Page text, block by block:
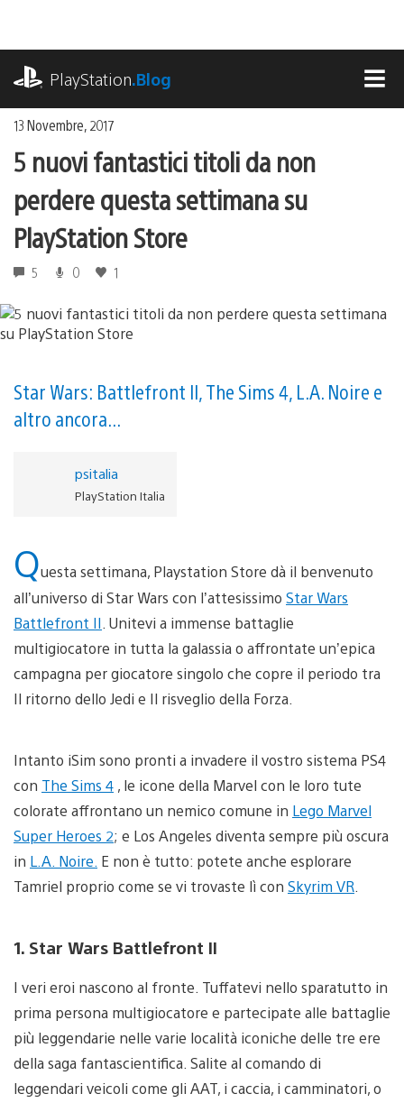
contenuto
PlayStation.Blog
13 Novembre, 2017
5 nuovi fantastici titoli da non
perdere questa settimana su
PlayStation Store
5 0 1
Star Wars: Battlefront II, The Sims 4, L.A. Noire e
altro ancora...
psitalia
PlayStation Italia
Questa settimana, Playstation Store dà il benvenuto
all’universo di Star Wars con l’attesissimo Star Wars
Battlefront II . Unitevi a immense battaglie
multigiocatore in tutta la galassia o affrontate un’epica
campagna per giocatore singolo che copre il periodo tra
Il ritorno dello Jedi e Il risveglio della Forza.
Intanto iSim sono pronti a invadere il vostro sistema PS4
con The Sims 4 , le icone della Marvel con le loro tute
colorate affrontano un nemico comune in Lego Marvel
Super Heroes 2; e Los Angeles diventa sempre più oscura
in L.A. Noire. E non è tutto: potete anche esplorare
Tamriel proprio come se vi trovaste lì con Skyrim VR
1. Star Wars Battlefront II
I veri eroi nascono al fronte. Tuffatevi nello sparatutto in
prima persona multigiocatore e partecipate alle battaglie
più leggendarie nelle varie località iconiche delle tre ere
della saga fantascientifica. Salite al comando di
leggendari veicoli come gli AAT, i caccia, i camminatori, o